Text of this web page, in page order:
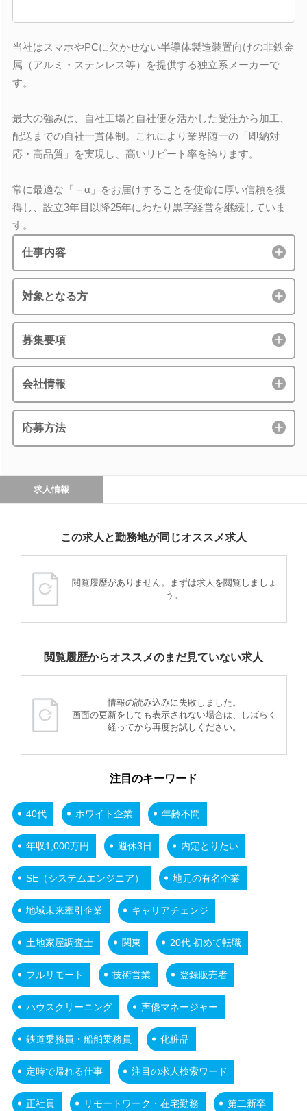
当社はスマホやPCに欠かせない半導体製造装置向けの非鉄金
属（アルミ・ステンレス等）を提供する独立系メーカーで
す。
最大の強みは、自社工場と自社便を活かした受注から加工、
配送までの自社一貫体制。これにより業界随一の「即納対
応・高品質」を実現し、高いリピート率を誇ります。
常に最適な「＋α」をお届けすることを使命に厚い信頼を獲
得し、設立3年目以降25年にわたり黒字経営を継続していま
す。
仕事内容
対象となる方
募集要項
会社情報
応募方法
求人情報
この求人と勤務地が同じオススメ求人
閲覧履歴がありません。まずは求人を閲覧しましょ
う。
閲覧履歴からオススメのまだ見ていない求人
情報の読み込みに失敗しました。
画面の更新をしても表示されない場合は、しばらく
経ってから再度お試しください。
注目のキーワード
40代 ホワイト企業 年齢不問
年収1,000万円 週休3日 内定とりたい
SE（システムエンジニア） 地元の有名企業
地域未来牽引企業 キャリアチェンジ
土地家屋調査士 関東 20代 初めて転職
フルリモート 技術営業 登録販売者
ハウスクリーニング 声優マネージャー
鉄道乗務員・船舶乗務員 化粧品
定時で帰れる仕事 注目の求人検索ワード
正社員 リモートワーク・在宅勤務 第二新卒